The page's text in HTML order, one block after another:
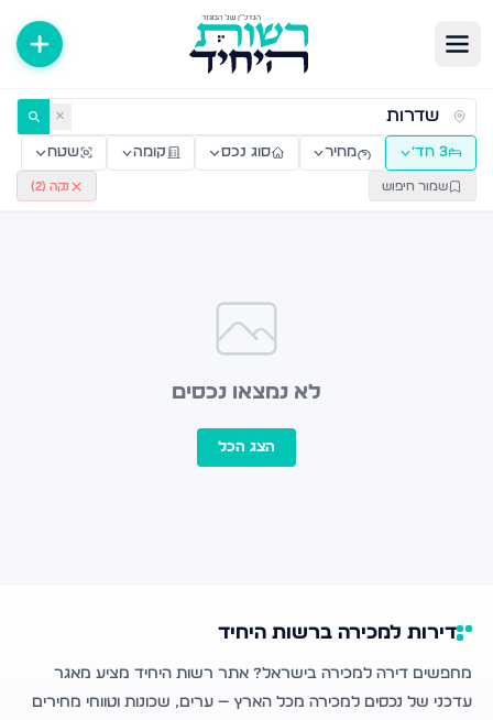
דירות למכירה ולהשכרה — רשות היחיד ✕
3 חד׳ מחיר סוג נכס קומה שטח
שמור חיפוש נקה (2
)
לא נמצאו נכסים
הצג הכל
דירות למכירה ברשות היחיד
מחפשים דירה למכירה בישראל? אתר רשות היחיד מציע מאגר
עדכני של נכסים למכירה מכל הארץ — ערים, שכונות וטווחי מחירים